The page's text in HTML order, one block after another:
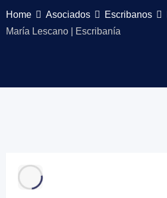
Home Asociados Escribanos
María Lescano | Escribanía